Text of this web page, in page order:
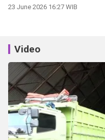
23 June 2026 16:27 WIB
Video